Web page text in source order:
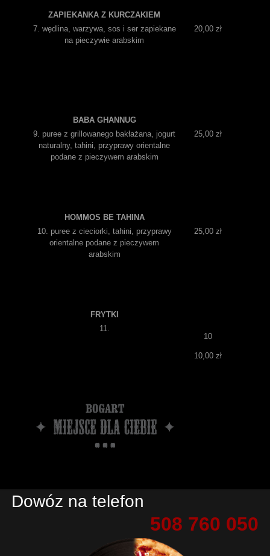
ZAPIEKANKA Z KURCZAKIEM
7. wędlina, warzywa, sos i ser zapiekane
na pieczywie arabskim
20,00 zł
BABA GHANNUG
9. puree z grillowanego bakłażana, jogurt
naturalny, tahini, przyprawy orientalne
podane z pieczywem arabskim
25,00 zł
HOMMOS BE TAHINA
10. puree z cieciorki, tahini, przyprawy
orientalne podane z pieczywem
arabskim
25,00 zł
FRYTKI
11.
10
10,00 zł
Dowóz na telefon
508 760 050